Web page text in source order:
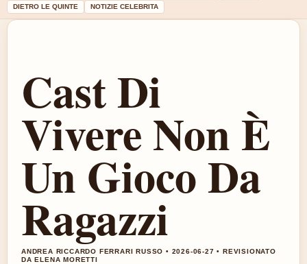
DIETRO LE QUINTE
NOTIZIE CELEBRITA
Cast Di
Vivere Non È
Un Gioco Da
Ragazzi
ANDREA RICCARDO FERRARI RUSSO • 2026-06-27 • REVISIONATO
DA ELENA MORETTI